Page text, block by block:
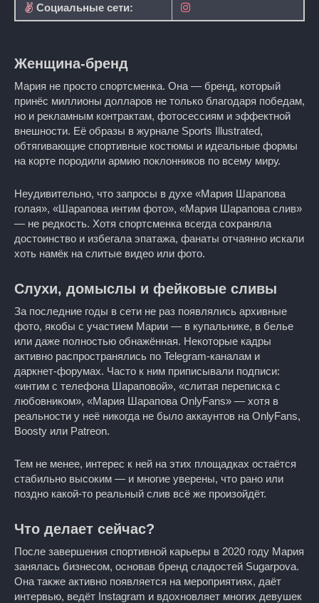
Социальные сети:
Женщина-бренд
Мария не просто спортсменка. Она — бренд, который
принёс миллионы долларов не только благодаря победам,
но и рекламным контрактам, фотосессиям и эффектной
внешности. Её образы в журнале Sports Illustrated,
обтягивающие спортивные костюмы и идеальные формы
на корте породили армию поклонников по всему миру.
Неудивительно, что запросы в духе «Мария Шарапова
голая», «Шарапова интим фото», «Мария Шарапова слив»
— не редкость. Хотя спортсменка всегда сохраняла
достоинство и избегала эпатажа, фанаты отчаянно искали
хоть намёк на слитые видео или фото.
Слухи, домыслы и фейковые сливы
За последние годы в сети не раз появлялись архивные
фото, якобы с участием Марии — в купальнике, в белье
или даже полностью обнажённая. Некоторые кадры
активно распространялись по Telegram-каналам и
даркнет-форумах. Часто к ним приписывали подписи:
«интим с телефона Шараповой», «слитая переписка с
любовником», «Мария Шарапова OnlyFans» — хотя в
реальности у неё никогда не было аккаунтов на OnlyFans,
Boosty или Patreon.
Тем не менее, интерес к ней на этих площадках остаётся
стабильно высоким — и многие уверены, что рано или
поздно какой-то реальный слив всё же произойдёт.
Что делает сейчас?
После завершения спортивной карьеры в 2020 году Мария
занялась бизнесом, основав бренд сладостей Sugarpova.
Она также активно появляется на мероприятиях, даёт
интервью, ведёт Instagram и вдохновляет многих девушек